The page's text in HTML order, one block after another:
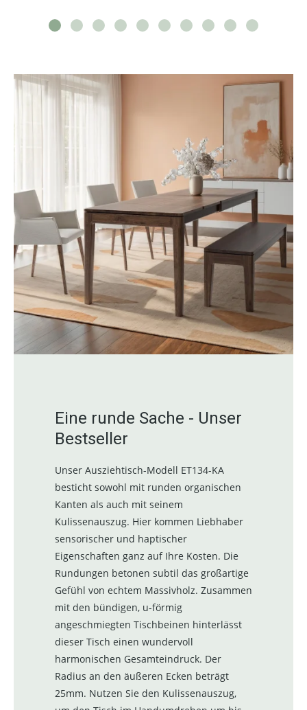
Eine runde Sache - Unser
Bestseller
Unser Ausziehtisch-Modell ET134-KA
besticht sowohl mit runden organischen
Kanten als auch mit seinem
Kulissenauszug. Hier kommen Liebhaber
sensorischer und haptischer
Eigenschaften ganz auf Ihre Kosten. Die
Rundungen betonen subtil das großartige
Gefühl von echtem Massivholz. Zusammen
mit den bündigen, u-förmig
angeschmiegten Tischbeinen hinterlässt
dieser Tisch einen wundervoll
harmonischen Gesamteindruck. Der
Radius an den äußeren Ecken beträgt
25mm. Nutzen Sie den Kulissenauszug,